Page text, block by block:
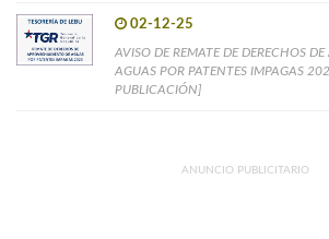
02-12-25
AVISO DE REMATE DE DERECHOS
AGUAS POR PATENTES IMPAGAS
PUBLICACIÓN]
ANUNCIO PUBLICITARIO